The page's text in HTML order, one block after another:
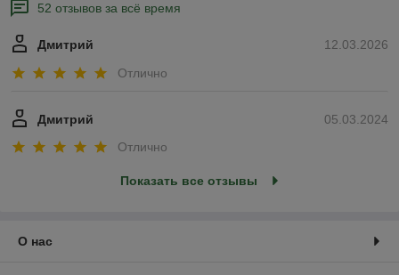
52 отзывов за всё время
12.03.2026
Дмитрий
Отлично
05.03.2024
Дмитрий
Отлично
Показать все отзывы
О нас